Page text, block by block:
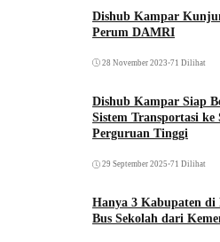
Dishub Kampar
Perum DAMRI
28 November 2023 •71 Dilihat
Dishub Kampar Siap
Sistem Transportasi
Perguruan Tinggi
29 September 2025 •71 Dilihat
Hanya 3 Kabupaten
Bus Sekolah dari